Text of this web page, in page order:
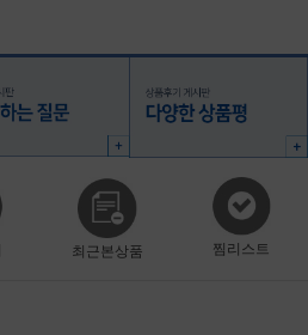
최근본상품 찜리스트